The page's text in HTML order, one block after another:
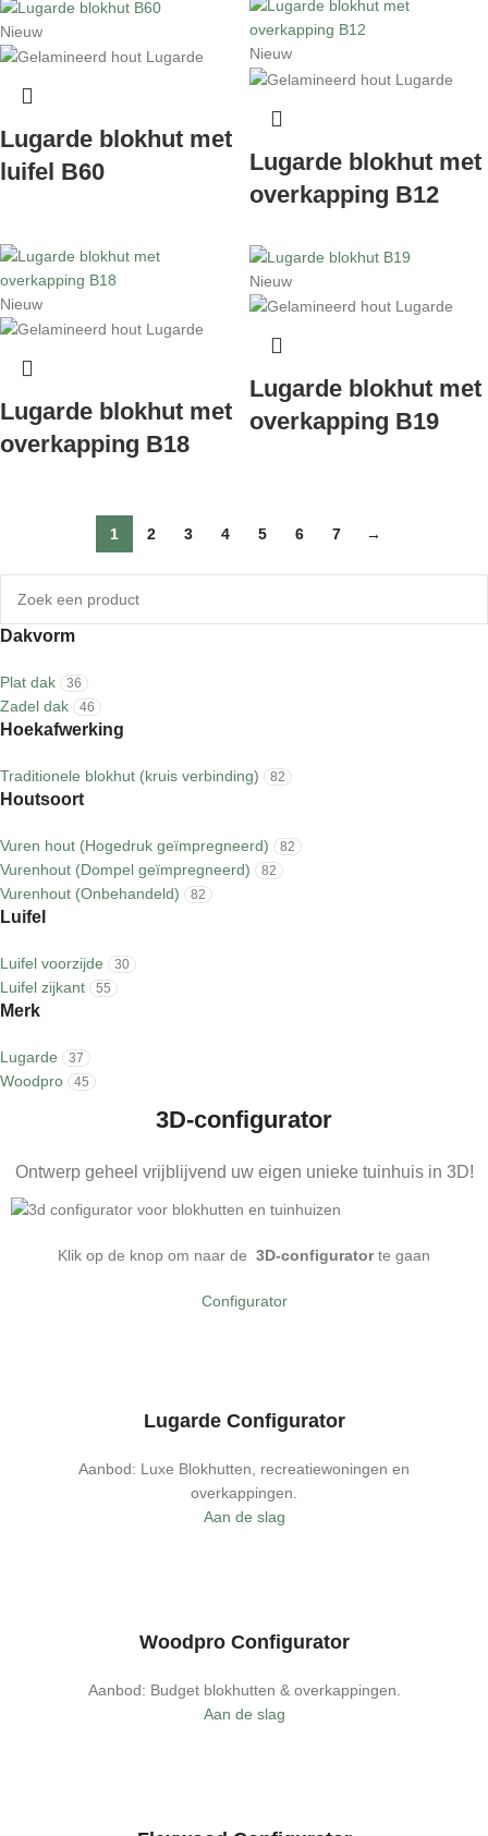
Dakvorm
Plat dak 36
Zadel dak 46
Hoekafwerking
Traditionele blokhut (kruis verbinding) 82
Houtsoort
Vuren hout (Hogedruk geïmpregneerd) 82
Vurenhout (Dompel geïmpregneerd) 82
Vurenhout (Onbehandeld) 82
Luifel
Luifel voorzijde 30
Luifel zijkant 55
Merk
Lugarde 37
Woodpro 45
3D-configurator
Ontwerp geheel vrijblijvend uw eigen unieke tuinhuis in 3D!
Klik op de knop om naar de 3D-configuratorte gaan
Configurator
Lugarde Configurator
Aanbod: Luxe Blokhutten, recreatiewoningen en
overkappingen.
Aan de slag
Woodpro Configurator
Aanbod: Budget blokhutten & overkappingen.
Aan de slag
Nieuw
Lugarde blokhut met
luifel B60
Nieuw
Lugarde blokhut met
overkapping B12
Nieuw
Lugarde blokhut met
overkapping B18
Nieuw
Lugarde blokhut met
overkapping B19
1 2 3 4 5 6 7 →